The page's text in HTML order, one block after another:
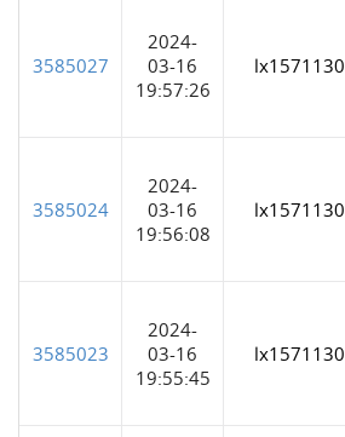
3585027
2024-
03-16
19:57:26
lx1571130
3585024
2024-
03-16
19:56:08
lx1571130
3585023
2024-
03-16
19:55:45
lx1571130